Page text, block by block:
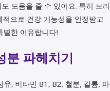
도움을 줄 수 있어요. 특히 보리
적으로 건강 기능성을 인정받고
별한 이유랍니다!
파헤치기
유, 비타민 B1, B2, 철분, 칼륨, 마